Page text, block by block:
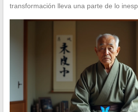
transformación lleva una parte de lo